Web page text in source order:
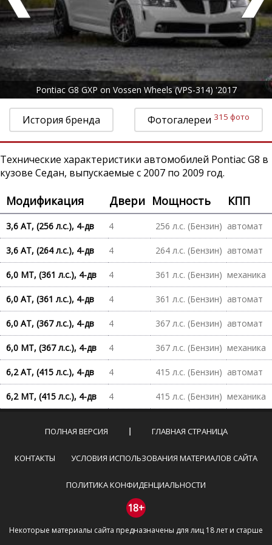
Pontiac G8 GXP on Vossen Wheels (VPS-314) '2017
История бренда Фотогалереи 315 фото
Технические характеристики автомобилей Pontiac G8 в
кузове Седан, выпускаемые с 2007 по 2009 год.
Модификация Двери Мощность КПП
3,6 AT, (256 л.с.), 4-дв 4 256 л.с. (Бензин) автомат
3,6 AT, (264 л.с.), 4-дв 4 264 л.с. (Бензин) автомат
6,0 MT, (361 л.с.), 4-дв 4 361 л.с. (Бензин) механика
6,0 AT, (361 л.с.), 4-дв 4 361 л.с. (Бензин) автомат
6,0 AT, (367 л.с.), 4-дв 4 367 л.с. (Бензин) автомат
6,0 MT, (367 л.с.), 4-дв 4 367 л.с. (Бензин) механика
6,2 AT, (415 л.с.), 4-дв 4 415 л.с. (Бензин) автомат
6,2 MT, (415 л.с.), 4-дв 4 415 л.с. (Бензин) механика
ПОЛНАЯ ВЕРСИЯ ГЛАВНАЯ СТРАНИЦА
КОНТАКТЫ УСЛОВИЯ ИСПОЛЬЗОВАНИЯ МАТЕРИАЛОВ САЙТА
ПОЛИТИКА КОНФИДЕНЦИАЛЬНОСТИ
18+
Некоторые материалы сайта предназначены для лиц 18 лет и старше